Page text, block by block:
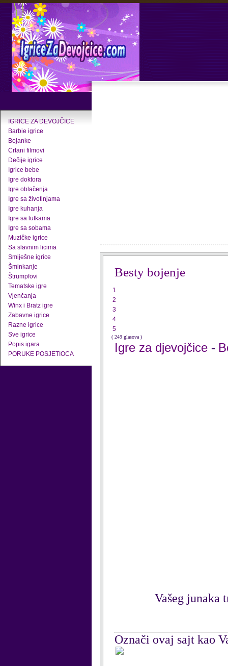
IGRICE ZA DEVOJČICE
Barbie igrice
Bojanke
Crtani filmovi
Dečije igrice
Igrice bebe
Igre doktora
Igre oblačenja
Igre sa životinjama
Igre kuhanja
Igre sa lutkama
Igre sa sobama
Muzičke igrice
Sa slavnim licima
Smiješne igrice
Šminkanje
Štrumpfovi
Tematske igre
Vjenčanja
Winx i Bratz igre
Zabavne igrice
Razne igrice
Sve igrice
Popis igara
PORUKE POSJETIOCA
Besty bojenje
1
2
3
4
5
( 249 glasova )
Igre za djevojčice -
Vašeg junaka
Označi ovaj sajt kao